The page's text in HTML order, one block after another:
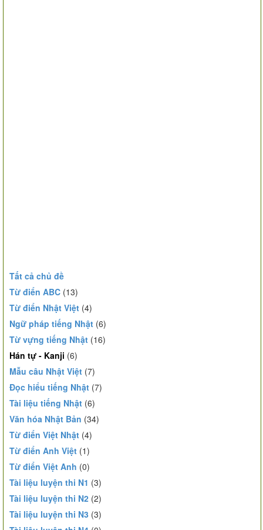
Tất cả chủ đề
Từ điển ABC (13)
Từ điển Nhật Việt (4)
Ngữ pháp tiếng Nhật (6)
Từ vựng tiếng Nhật (16)
Hán tự - Kanji (6)
Mẫu câu Nhật Việt (7)
Đọc hiểu tiếng Nhật (7)
Tài liệu tiếng Nhật (6)
Văn hóa Nhật Bản (34)
Từ điển Việt Nhật (4)
Từ điển Anh Việt (1)
Từ điển Việt Anh (0)
Tài liệu luyện thi N1 (3)
Tài liệu luyện thi N2 (2)
Tài liệu luyện thi N3 (3)